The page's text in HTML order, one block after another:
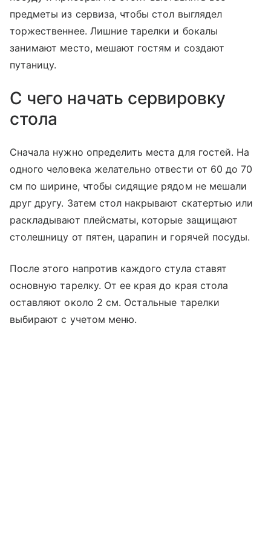
предметы из сервиза, чтобы стол выглядел
торжественнее. Лишние тарелки и бокалы
занимают место, мешают гостям и создают
путаницу.
С чего начать сервировку
стола
Сначала нужно определить места для гостей. На
одного человека желательно отвести от 60 до 70
см по ширине, чтобы сидящие рядом не мешали
друг другу. Затем стол накрывают скатертью или
раскладывают плейсматы, которые защищают
столешницу от пятен, царапин и горячей посуды.
После этого напротив каждого стула ставят
основную тарелку. От ее края до края стола
оставляют около 2 см. Остальные тарелки
выбирают с учетом меню.